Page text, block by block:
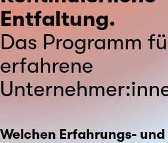
Entfaltung.
Das Programm
erfahrene
Welchen Erfahrungs-